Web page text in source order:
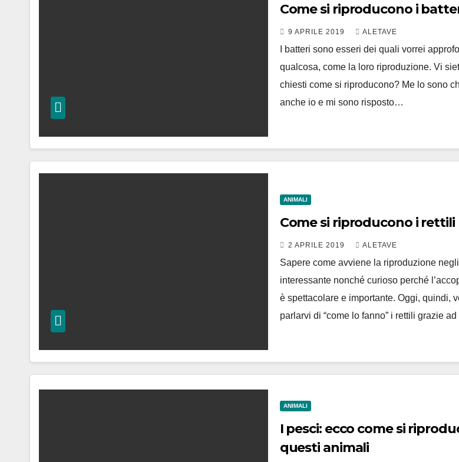
Come si riproducono i
9 APRILE 2019 ALETAVE
I batteri sono esseri dei quali vorrei
qualcosa, come la loro riproduzione. Vi
chiesti come si riproducono? Me lo sono
anche io e mi sono risposto…
ANIMALI
Come si riproducono i rettili
2 APRILE 2019 ALETAVE
Sapere come avviene la riproduzione
interessante nonché curioso perché
è spettacolare e importante. Oggi, quindi,
parlarvi di “come lo fanno” i rettili grazie
ANIMALI
I pesci: ecco come si
questi animali